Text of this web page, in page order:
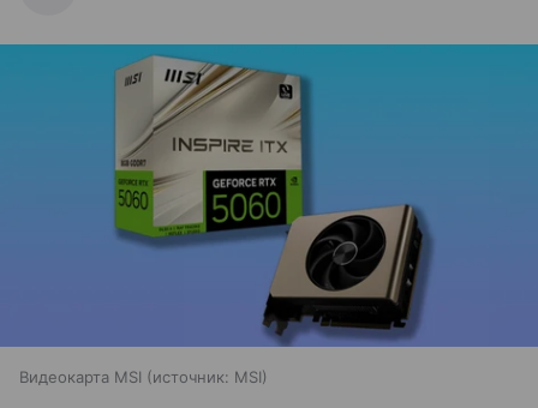
Видеокарта MSI источник: MSI